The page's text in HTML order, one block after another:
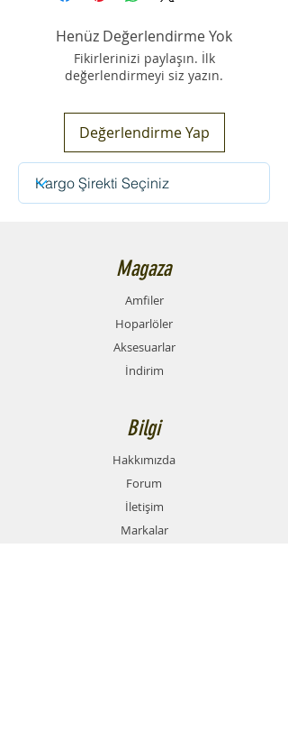
Henüz Değerlendirme Yok
Fikirlerinizi paylaşın. İlk
değerlendirmeyi siz yazın.
Değerlendirme Yap
Magaza
Amfiler
Hoparlöler
Aksesuarlar
İndirim
Bilgi
Hakkımızda
Forum
İletişim
Markalar